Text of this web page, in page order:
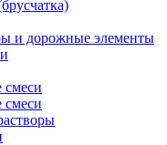
и дорожные элементы
смеси
смеси